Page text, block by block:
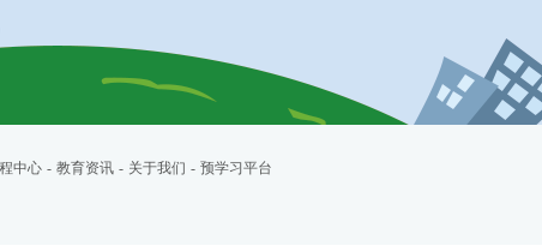
中心 - 教育资讯 - 关于我们 - 预学习平台